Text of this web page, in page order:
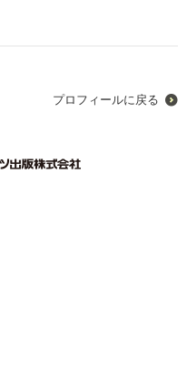
プロフィールに戻る